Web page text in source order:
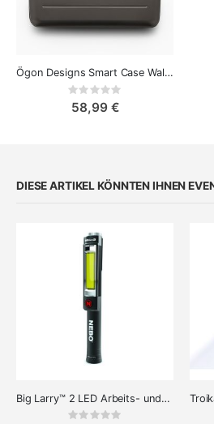
Ögon Designs Smart Case Wallet Large
Rating:
0%
58,99 €
DIESE ARTIKEL KÖNNTEN IHNEN
Big Larry™ 2 LED Arbeits- und Inspektionslampe mit Taschenlampe 3-in-1
Rating: